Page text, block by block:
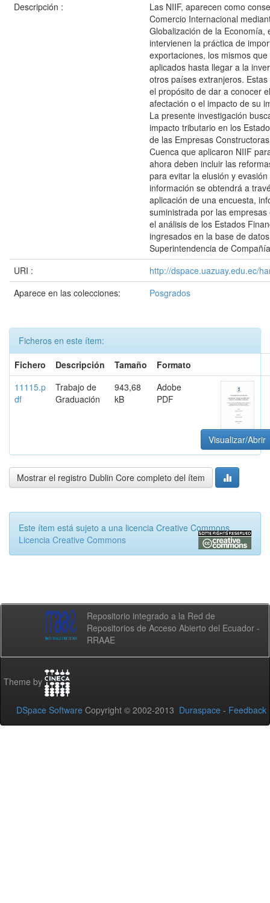
Descripción :
Las NIIF, aparecen como
Comercio Internacional
Globalización de la Economía,
intervienen la práctica de
exportaciones, los mismos
aplicados hasta llegar a la
otros países extranjeros.
el propósito de dar a conocer
afectación o el impacto de su
La presente investigación
impacto tributario en los
de las Empresas
Cuenca que aplicaron NIIF
ahora deben incluir las
para evitar la elusión y
información se obtendrá a
aplicación de una encuesta,
suministrada por las
el análisis de los Estados
ingresados en la base de
Superintendencia de
URI :
http://dspace.uazuay.edu.ec/
Aparece en las colecciones:
Posgrados
Ficheros en este ítem:
Fichero
Descripción Tamaño
Formato
11115.p
df
Trabajo de
Graduación
943,68
kB
Adobe
PDF
Visualizar/Abrir
Mostrar el registro Dublin Core completo del ítem
Este ítem está sujeto a una licencia Creative Commons
Licencia Creative Commons
Repositorio integrado a la Red de
Repositorios de Acceso Abierto del Ecuador -
RRAAE
Theme by
DSpace Software Copyright © 2002-2013 Duraspace - Feedback